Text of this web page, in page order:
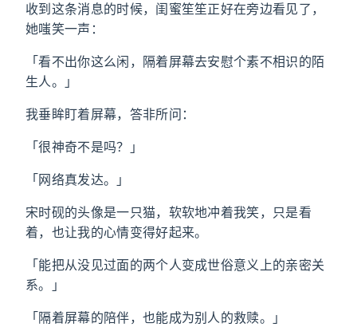
收到这条消息的时候，闺蜜笙笙正好在旁边看见了，
她嗤笑一声：
「看不出你这么闲，隔着屏幕去安慰个素不相识的陌
生人。」
我垂眸盯着屏幕，答非所问：
「很神奇不是吗？」
「网络真发达。」
宋时砚的头像是一只猫，软软地冲着我笑，只是看
着，也让我的心情变得好起来。
「能把从没见过面的两个人变成世俗意义上的亲密关
系。」
「隔着屏幕的陪伴，也能成为别人的救赎。」